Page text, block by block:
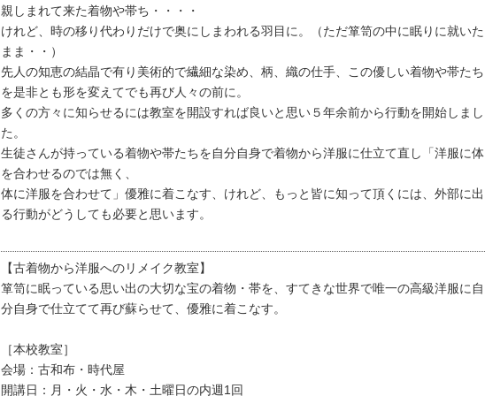
親しまれて来た着物や帯ち・・・・
けれど、時の移り代わりだけで奥にしまわれる羽目に。（ただ箪笥の中に眠りに就いた
まま・・）
先人の知恵の結晶で有り美術的で繊細な染め、柄、織の仕手、この優しい着物や帯たち
を是非とも形を変えてでも再び人々の前に。
多くの方々に知らせるには教室を開設すれば良いと思い５年余前から行動を開始しまし
た。
生徒さんが持っている着物や帯たちを自分自身で着物から洋服に仕立て直し「洋服に体
を合わせるのでは無く、
体に洋服を合わせて」優雅に着こなす、けれど、もっと皆に知って頂くには、外部に出
る行動がどうしても必要と思います。
【古着物から洋服へのリメイク教室】
箪笥に眠っている思い出の大切な宝の着物・帯を、すてきな世界で唯一の高級洋服に自
分自身で仕立てて再び蘇らせて、優雅に着こなす。
［本校教室］
会場：古和布・時代屋
開講日：月・火・水・木・土曜日の内週1回